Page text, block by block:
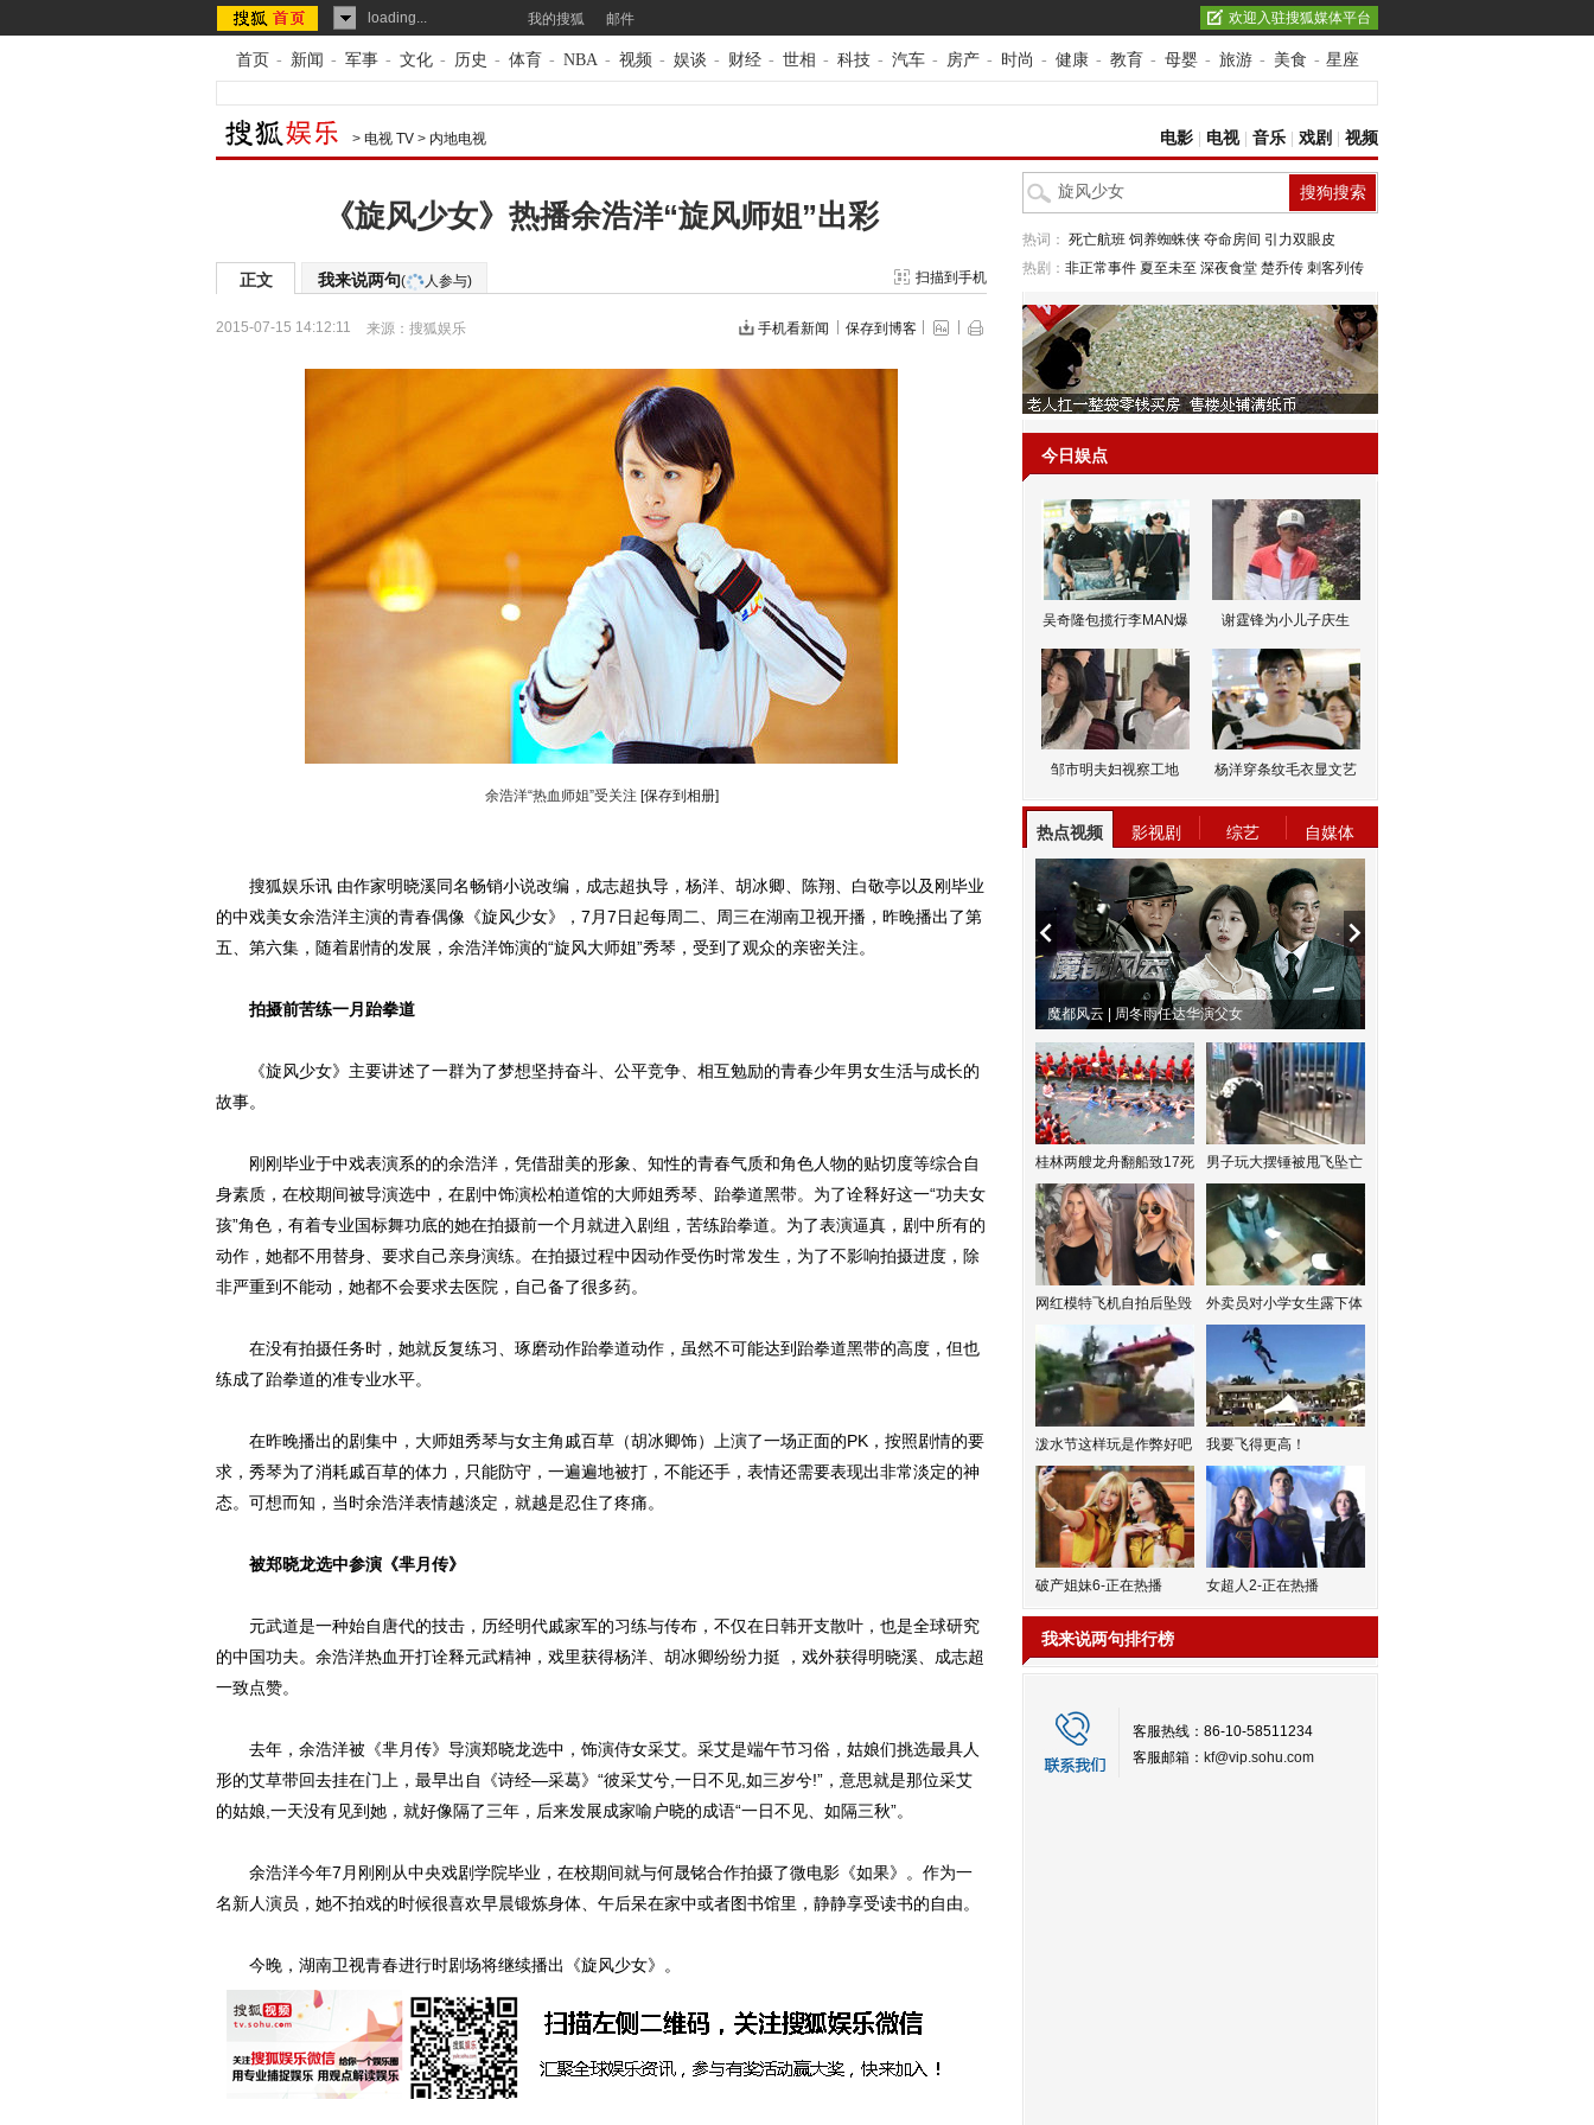
loading... 我的搜狐 邮件 欢迎入驻搜狐媒体平台
首页 - 新闻 - 军事 - 文化 - 历史 - 体育 - NBA - 视频 - 娱谈 - 财经 - 世相 - 科技 - 汽车 - 房产 - 时尚 - 健康 - 教育 - 母婴 - 旅游 - 美食 - 星座
> 电视 TV > 内地电视 电影 电视| 音乐 戏剧 视频
《旋风少女》热播余浩洋“旋风师姐”出彩
正文 我来说两句( 人参与) 扫描到手机
2015-07-15 14:12:11 来源： 搜狐娱乐 手机看新闻 保存到博客
余浩洋“热血师姐”受关注 [保存到相册]
搜狐娱乐讯 由作家明晓溪同名畅销小说改编，成志超执导，杨洋、胡冰卿、陈翔、白敬亭以及刚毕业
的中戏美女余浩洋主演的青春偶像《旋风少女》，7月7日起每周二、周三在湖南卫视开播，昨晚播出了第
五、第六集，随着剧情的发展，余浩洋饰演的“旋风大师姐”秀琴，受到了观众的亲密关注。
拍摄前苦练一月跆拳道
《旋风少女》主要讲述了一群为了梦想坚持奋斗、公平竞争、相互勉励的青春少年男女生活与成长的
故事。
刚刚毕业于中戏表演系的的余浩洋，凭借甜美的形象、知性的青春气质和角色人物的贴切度等综合自
身素质，在校期间被导演选中，在剧中饰演松柏道馆的大师姐秀琴、跆拳道黑带。为了诠释好这一“功夫女
孩”角色，有着专业国标舞功底的她在拍摄前一个月就进入剧组，苦练跆拳道。为了表演逼真，剧中所有的
动作，她都不用替身、要求自己亲身演练。在拍摄过程中因动作受伤时常发生，为了不影响拍摄进度，除
非严重到不能动，她都不会要求去医院，自己备了很多药。
在没有拍摄任务时，她就反复练习、琢磨动作跆拳道动作，虽然不可能达到跆拳道黑带的高度，但也
练成了跆拳道的准专业水平。
在昨晚播出的剧集中，大师姐秀琴与女主角戚百草（胡冰卿饰）上演了一场正面的PK，按照剧情的要
求，秀琴为了消耗戚百草的体力，只能防守，一遍遍地被打，不能还手，表情还需要表现出非常淡定的神
态。可想而知，当时余浩洋表情越淡定，就越是忍住了疼痛。
被郑晓龙选中参演《芈月传》
元武道是一种始自唐代的技击，历经明代戚家军的习练与传布，不仅在日韩开支散叶，也是全球研究
的中国功夫。余浩洋热血开打诠释元武精神，戏里获得杨洋、胡冰卿纷纷力挺 ，戏外获得明晓溪、成志超
一致点赞。
去年，余浩洋被《芈月传》导演郑晓龙选中，饰演侍女采艾。采艾是端午节习俗，姑娘们挑选最具人
形的艾草带回去挂在门上，最早出自《诗经—采葛》“彼采艾兮,一日不见,如三岁兮!”，意思就是那位采艾
的姑娘,一天没有见到她，就好像隔了三年，后来发展成家喻户晓的成语“一日不见、如隔三秋”。
余浩洋今年7月刚刚从中央戏剧学院毕业，在校期间就与何晟铭合作拍摄了微电影《如果》。作为一
名新人演员，她不拍戏的时候很喜欢早晨锻炼身体、午后呆在家中或者图书馆里，静静享受读书的自由。
今晚，湖南卫视青春进行时剧场将继续播出《旋风少女》。
热词： 死亡航班 饲养蜘蛛侠 夺命房间 引力双眼皮
热剧： 非正常事件 夏至未至 深夜食堂 楚乔传 刺客列传
今日娱点
吴奇隆包揽行李MAN爆 谢霆锋为小儿子庆生
邹市明夫妇视察工地 杨洋穿条纹毛衣显文艺
热点视频 影视剧 综艺 自媒体
动物系恋人啊 | 钟欣潼体验爱情哲学 魔都风云 | 周冬雨任达华演父女
桂林两艘龙舟翻船致17死 男子玩大摆锤被甩飞坠亡
网红模特飞机自拍后坠毁 外卖员对小学女生露下体
泼水节这样玩是作弊好吧 我要飞得更高！
破产姐妹6-正在热播 女超人2-正在热播
我来说两句排行榜
客服热线：86-10-58511234
客服邮箱： kf@vip.sohu.com